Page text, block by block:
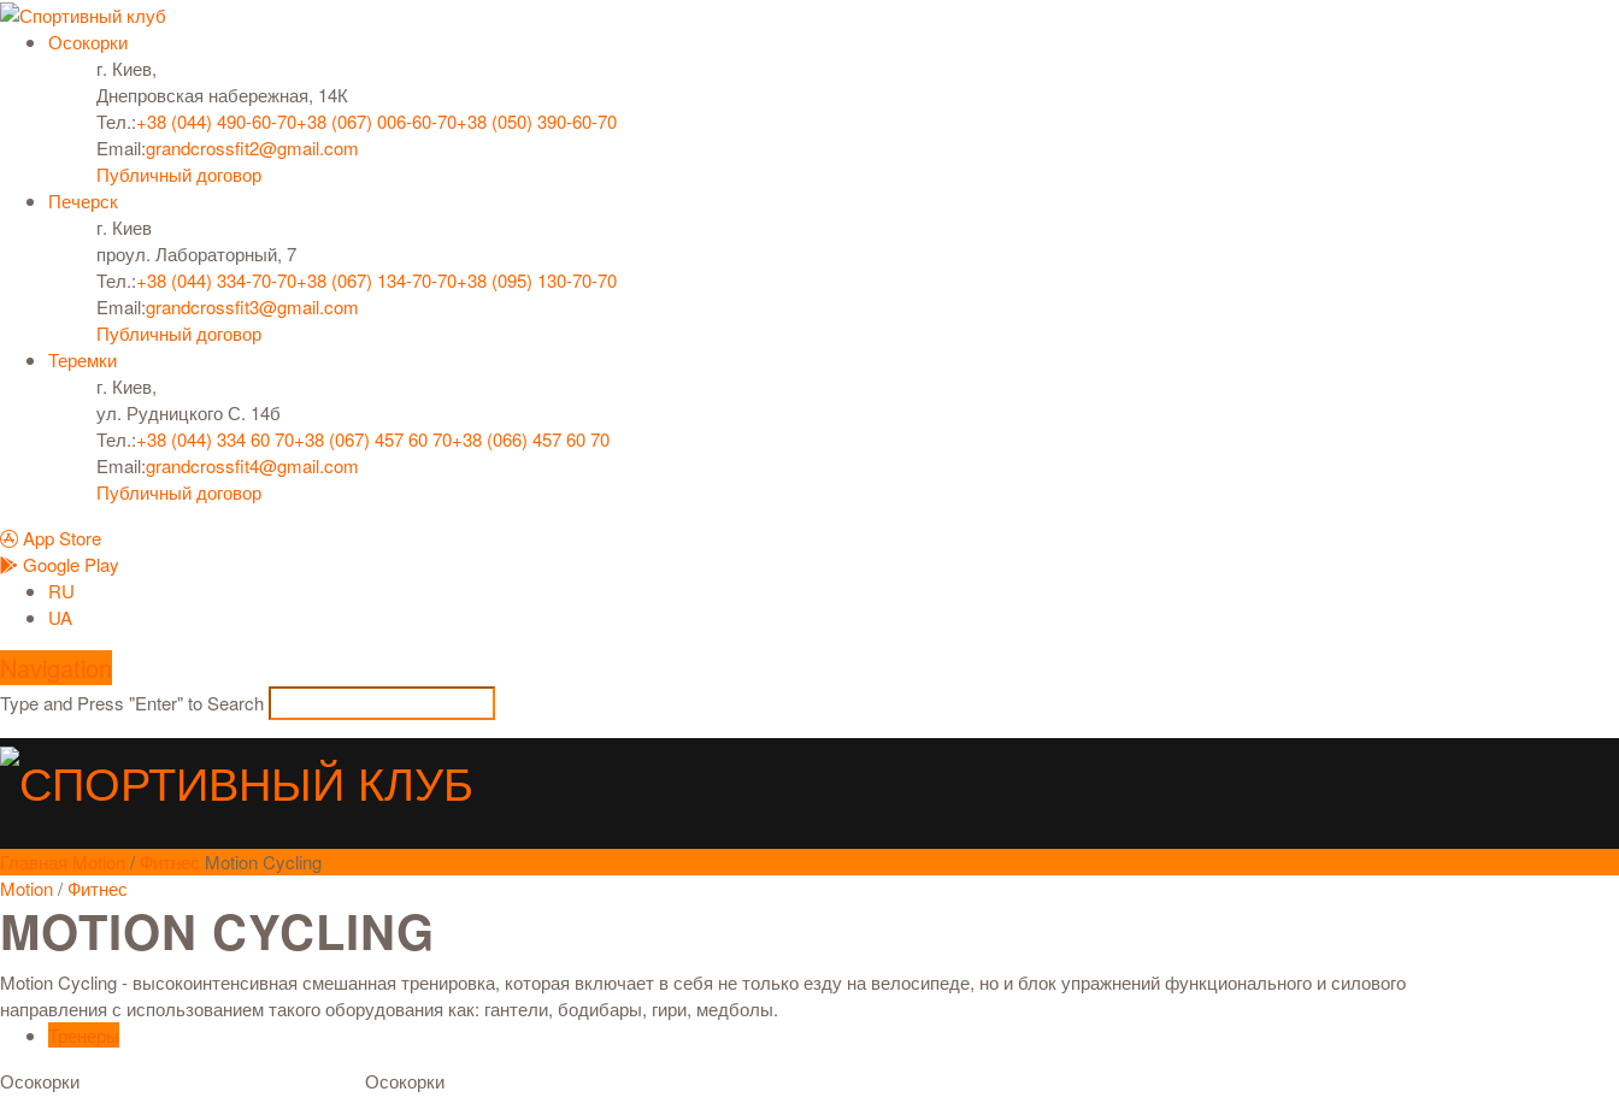
Осокорки
г. Киев,
Днепровская набережная, 14К
Тел.:+38 (044) 490-60-70+38 (067) 006-60-70+38 (050) 390-60-70
Email:grandcrossfit2@gmail.com
Публичный договор
Печерск
г. Киев
проул. Лабораторный, 7
Тел.:+38 (044) 334-70-70+38 (067) 134-70-70+38 (095) 130-70-70
Email:grandcrossfit3@gmail.com
Публичный договор
Теремки
г. Киев,
ул. Рудницкого С. 14б
Тел.:+38 (044) 334 60 70+38 (067) 457 60 70+38 (066) 457 60 70
Email:grandcrossfit4@gmail.com
Публичный договор
App Store
Google Play
RU
UA
Navigation
Type and Press "Enter" to Search
Главная Motion / Фитнес Motion Cycling
Motion/Фитнес
MOTION CYCLING
Motion Cycling - высокоинтенсивная смешанная тренировка, которая включает в себя не только езду на велосипеде, но и блок упражнений функционального и силового
направления с использованием такого оборудования как: гантели, бодибары, гири, медболы.
Тренеры
Осокорки
Осокорки